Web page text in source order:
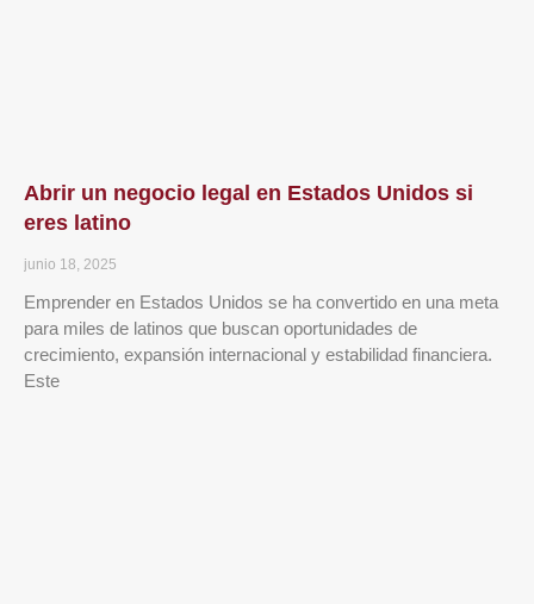
Abrir un negocio legal en Estados Unidos si
eres latino
junio 18, 2025
Emprender en Estados Unidos se ha convertido en una meta
para miles de latinos que buscan oportunidades de
crecimiento, expansión internacional y estabilidad financiera.
Este